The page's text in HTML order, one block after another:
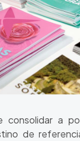
consolidar a
de